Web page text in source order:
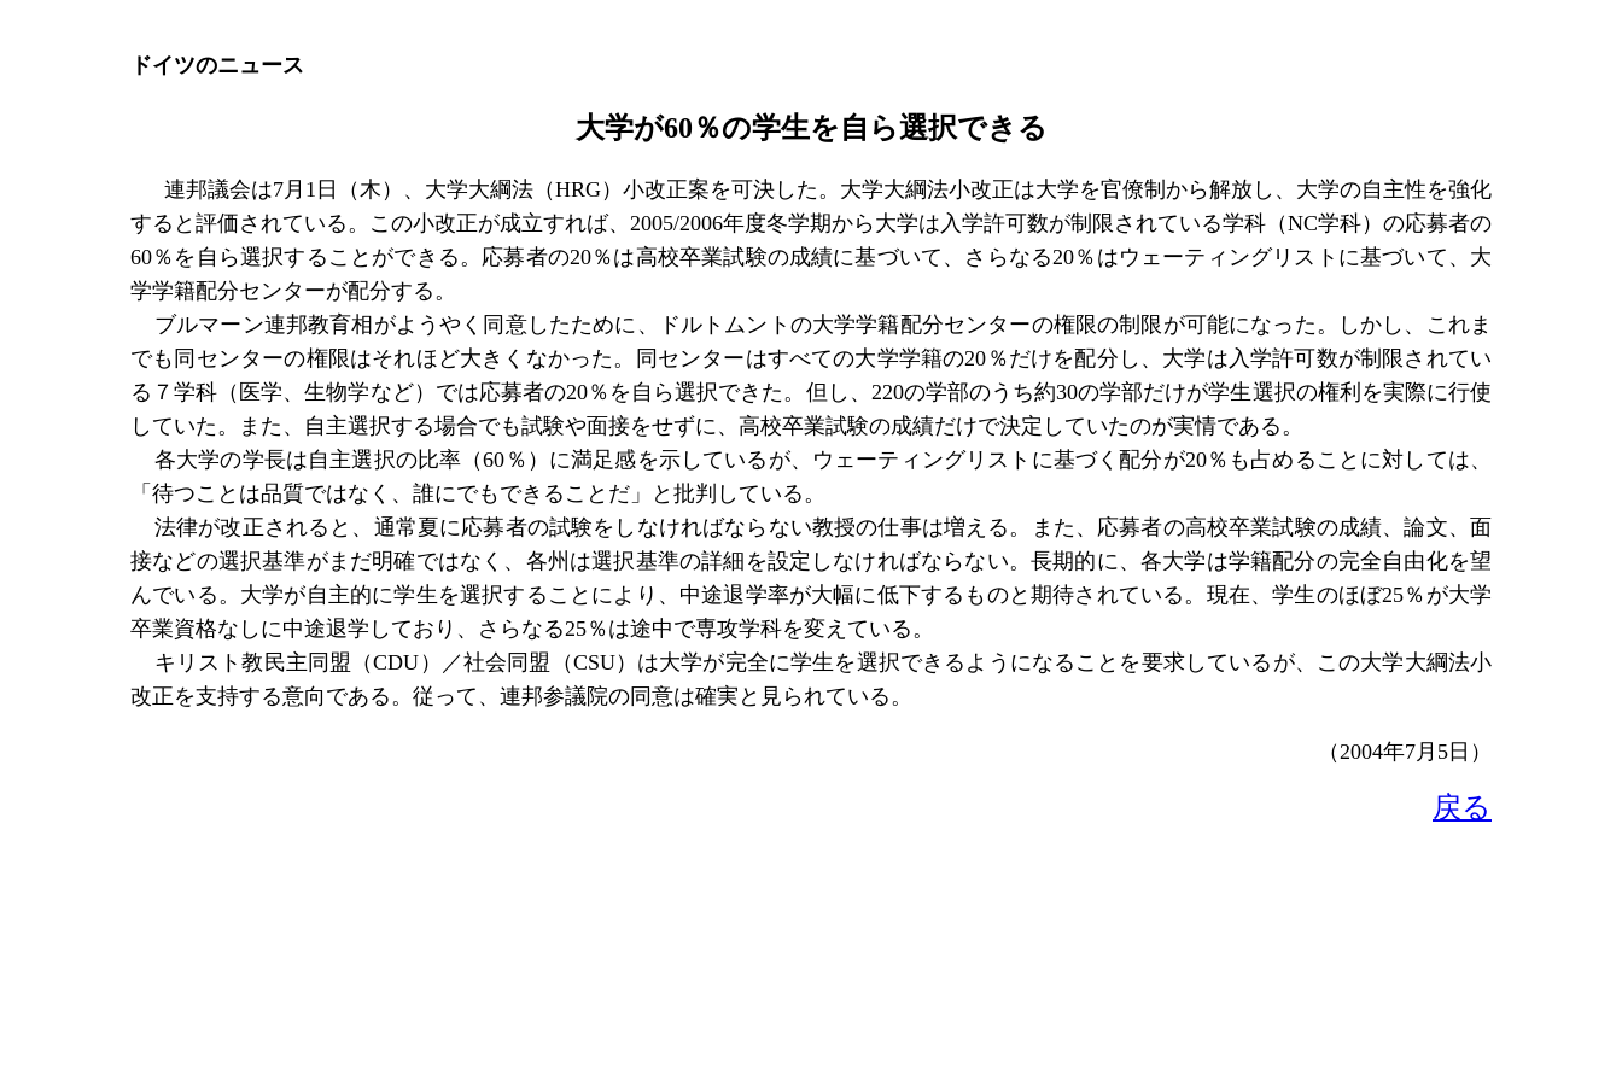
ドイツのニュース
大学が60％の学生を自ら選択できる
連邦議会は7月1日（木）、大学大綱法（HRG）小改正案を可決した。大学大綱法小改正は大学を官僚制から解放し、大学の自主性を強化
すると評価されている。この小改正が成立すれば、2005/2006年度冬学期から大学は入学許可数が制限されている学科（NC学科）の応募者の
60％を自ら選択することができる。応募者の20％は高校卒業試験の成績に基づいて、さらなる20％はウェーティングリストに基づいて、大
学学籍配分センターが配分する。
ブルマーン連邦教育相がようやく同意したために、ドルトムントの大学学籍配分センターの権限の制限が可能になった。しかし、これま
でも同センターの権限はそれほど大きくなかった。同センターはすべての大学学籍の20％だけを配分し、大学は入学許可数が制限されてい
る７学科（医学、生物学など）では応募者の20％を自ら選択できた。但し、220の学部のうち約30の学部だけが学生選択の権利を実際に行使
していた。また、自主選択する場合でも試験や面接をせずに、高校卒業試験の成績だけで決定していたのが実情である。
各大学の学長は自主選択の比率（60％）に満足感を示しているが、ウェーティングリストに基づく配分が20％も占めることに対しては、
「待つことは品質ではなく、誰にでもできることだ」と批判している。
法律が改正されると、通常夏に応募者の試験をしなければならない教授の仕事は増える。また、応募者の高校卒業試験の成績、論文、面
接などの選択基準がまだ明確ではなく、各州は選択基準の詳細を設定しなければならない。長期的に、各大学は学籍配分の完全自由化を望
んでいる。大学が自主的に学生を選択することにより、中途退学率が大幅に低下するものと期待されている。現在、学生のほぼ25％が大学
卒業資格なしに中途退学しており、さらなる25％は途中で専攻学科を変えている。
キリスト教民主同盟（CDU）／社会同盟（CSU）は大学が完全に学生を選択できるようになることを要求しているが、この大学大綱法小
改正を支持する意向である。従って、連邦参議院の同意は確実と見られている。
（2004年7月 5 日）
戻る